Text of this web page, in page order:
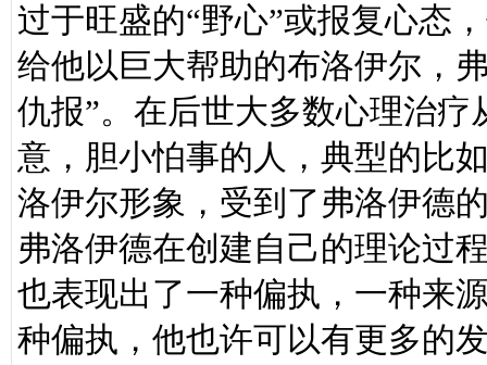
过于旺盛的“野心”或报复心态
给他以巨大帮助的布洛伊尔，
仇报”。在后世大多数心理治
意，胆小怕事的人，典型的比
洛伊尔形象，受到了弗洛伊德
弗洛伊德在创建自己的理论过
也表现出了一种偏执，一种来
种偏执，他也许可以有更多的